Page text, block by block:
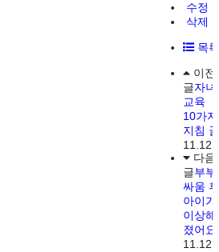
수정
삭제
목록
이전
글자녀
교육
10가지
지침 글
다음
글부부
싸움 후
아이가
이상해
졌어요!